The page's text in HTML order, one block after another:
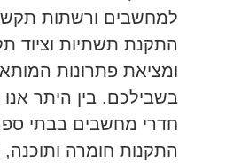
למחשבים ורשתות
התקנת תשתיות וציוד
ומציאת פתרונות
בשבילכם. בין היתר
חדרי מחשבים בבתי
התקנות חומרה ותוכנה,